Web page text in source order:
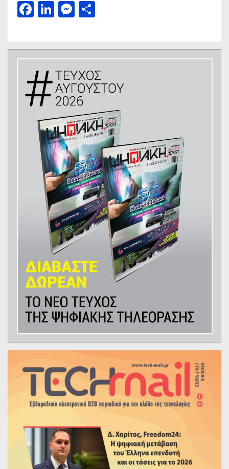
Facebook
LinkedIn
Messenger